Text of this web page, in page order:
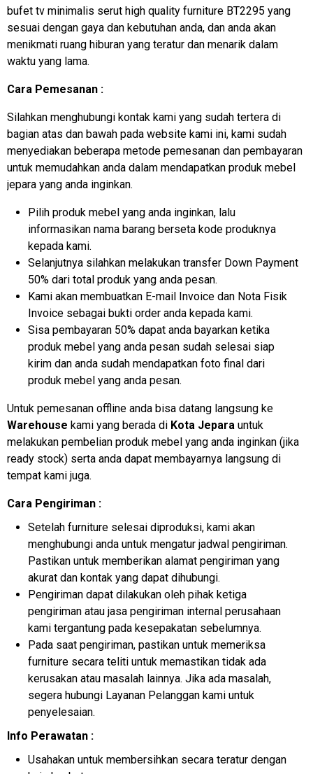
bufet tv minimalis serut high quality furniture BT2295 yang
sesuai dengan gaya dan kebutuhan anda, dan anda akan
menikmati ruang hiburan yang teratur dan menarik dalam
waktu yang lama.
Cara Pemesanan :
Silahkan menghubungi kontak kami yang sudah tertera di
bagian atas dan bawah pada website kami ini, kami sudah
menyediakan beberapa metode pemesanan dan pembayaran
untuk memudahkan anda dalam mendapatkan produk mebel
jepara yang anda inginkan.
Pilih produk mebel yang anda inginkan, lalu
informasikan nama barang berseta kode produknya
kepada kami.
Selanjutnya silahkan melakukan transfer Down Payment
50% dari total produk yang anda pesan.
Kami akan membuatkan E-mail Invoice dan Nota Fisik
Invoice sebagai bukti order anda kepada kami.
Sisa pembayaran 50% dapat anda bayarkan ketika
produk mebel yang anda pesan sudah selesai siap
kirim dan anda sudah mendapatkan foto final dari
produk mebel yang anda pesan.
Untuk pemesanan offline anda bisa datang langsung ke
Warehouse kami yang berada di Kota Jepara untuk
melakukan pembelian produk mebel yang anda inginkan (jika
ready stock) serta anda dapat membayarnya langsung di
tempat kami juga.
Cara Pengiriman :
Setelah furniture selesai diproduksi, kami akan
menghubungi anda untuk mengatur jadwal pengiriman.
Pastikan untuk memberikan alamat pengiriman yang
akurat dan kontak yang dapat dihubungi.
Pengiriman dapat dilakukan oleh pihak ketiga
pengiriman atau jasa pengiriman internal perusahaan
kami tergantung pada kesepakatan sebelumnya.
Pada saat pengiriman, pastikan untuk memeriksa
furniture secara teliti untuk memastikan tidak ada
kerusakan atau masalah lainnya. Jika ada masalah,
segera hubungi Layanan Pelanggan kami untuk
penyelesaian.
Info Perawatan :
Usahakan untuk membersihkan secara teratur dengan